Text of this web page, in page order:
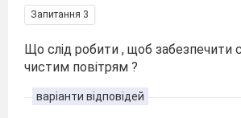
Запитання 3
Що слід робити , щоб забезпечити
чистим повітрям ?
варіанти відповідей